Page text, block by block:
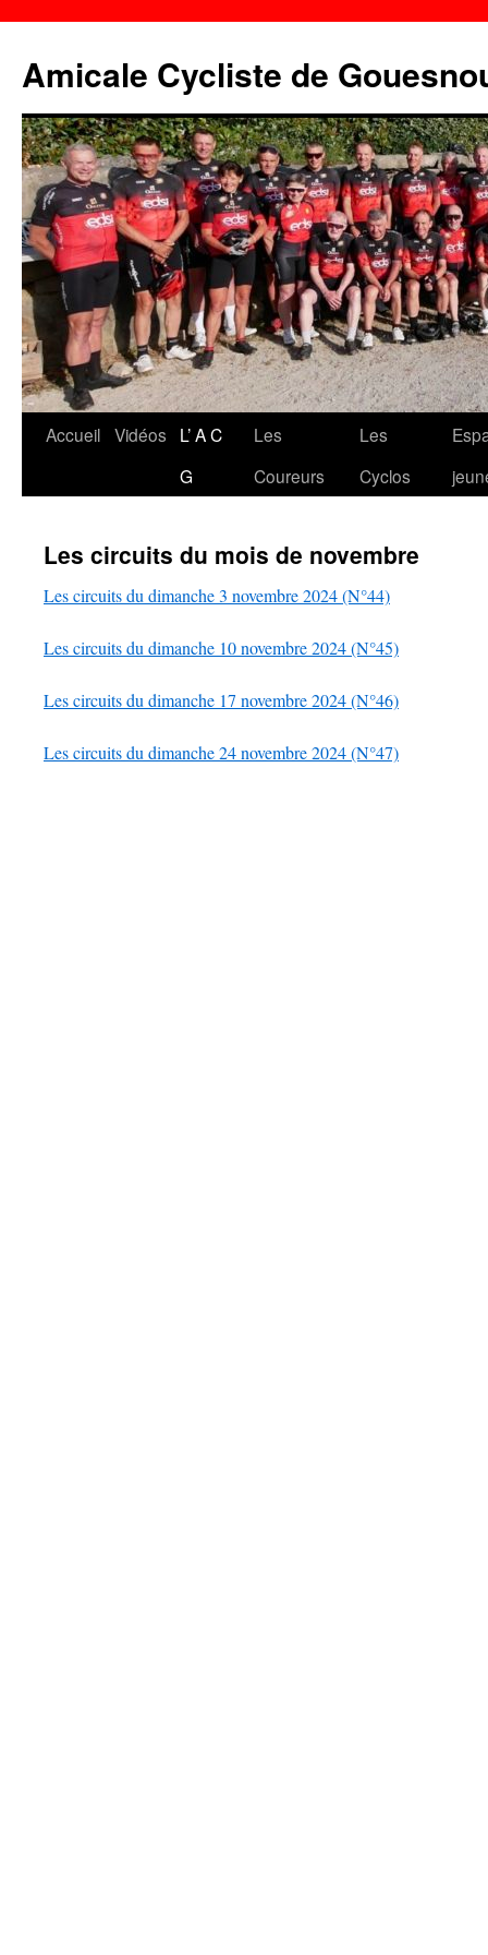
contenu
Amicale Cycliste de
Accueil Vidéos
L’ A C
G
Les
Coureurs
Les
Cyclos
Les circuits du mois de novembre
Les circuits du dimanche 3 novembre 2024 (N°44)
Les circuits du dimanche 10 novembre 2024 (N°45)
Les circuits du dimanche 17 novembre 2024 (N°46)
Les circuits du dimanche 24 novembre 2024 (N°47)